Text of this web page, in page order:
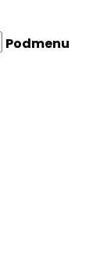
Podmenu